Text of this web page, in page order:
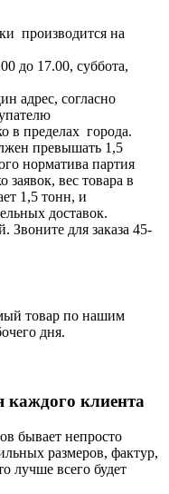
производится на
до 17.00, суббота,
адрес, согласно
в пределах города.
превышать 1,5
норматива партия
заявок, вес товара в
1,5 тонн, и
доставок.
Звоните для заказа 45-
товар по нашим
дня.
каждого клиента
бывает непросто
размеров, фактур,
лучше всего будет